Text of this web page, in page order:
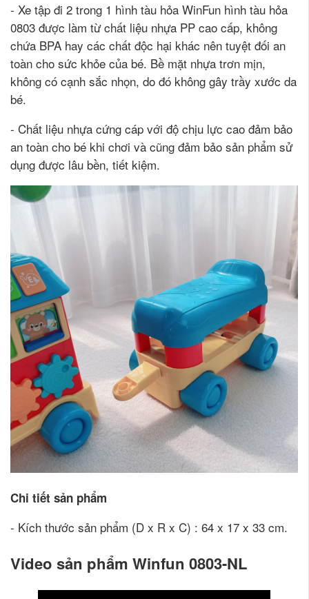
- Xe tập đi 2 trong 1 hình tàu hỏa WinFun hình tàu hỏa
0803 được làm từ chất liệu nhựa PP cao cấp, không
chứa BPA hay các chất độc hại khác nên tuyệt đối an
toàn cho sức khỏe của bé. Bề mặt nhựa trơn mịn,
không có cạnh sắc nhọn, do đó không gây trầy xước da
bé.
- Chất liệu nhựa cứng cáp với độ chịu lực cao đảm bảo
an toàn cho bé khi chơi và cũng đảm bảo sản phẩm sử
dụng được lâu bền, tiết kiệm.
Chi tiết sản phẩm
- Kích thước sản phẩm (D x R x C) : 64 x 17 x 33 cm.
Video sản phẩm Winfun 0803-NL